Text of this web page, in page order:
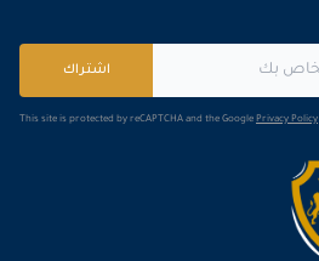
اشتراك
This site is protected by reCAPTCHA and the Google Privacy Policy